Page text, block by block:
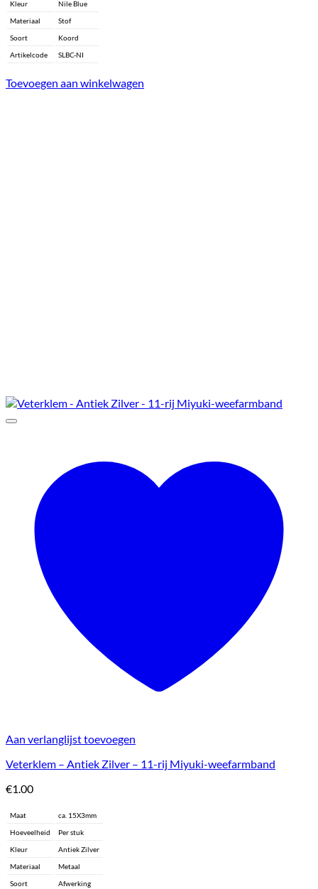
Kleur
Nile Blue
Materiaal
Stof
Soort
Koord
Artikelcode
SLBC-NI
Toevoegen aan winkelwagen
Aan verlanglijst toevoegen
Veterklem – Antiek Zilver – 11-rij Miyuki-weefarmband
€1.00
Maat
ca. 15X3mm
Hoeveelheid
Per stuk
Kleur
Antiek Zilver
Materiaal
Metaal
Soort
Afwerking